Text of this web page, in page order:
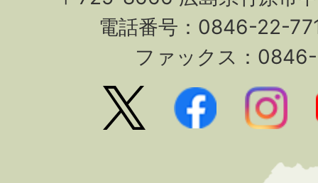
電話番号：0846-22-
ファックス：